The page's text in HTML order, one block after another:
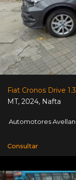
Fiat Cronos Drive
MT, 2024, Nafta
Automotores
Consultar